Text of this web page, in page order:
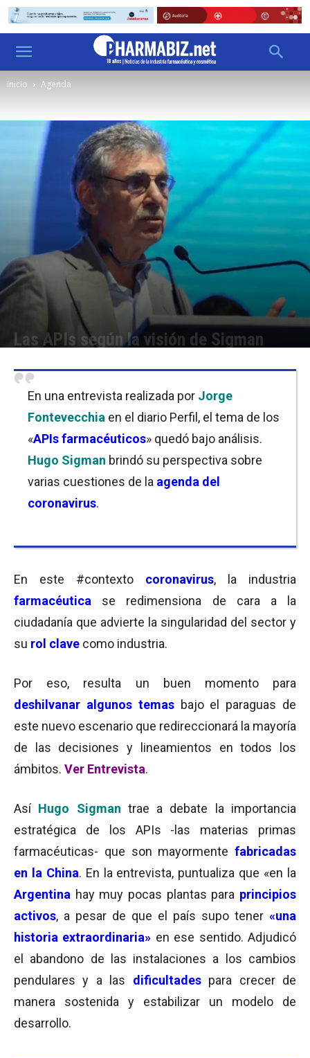
Inicio Agenda
Las APIs según la visión de Sigman
En una entrevista realizada por Jorge
Fontevecchia en el diario Perfil, el tema de los
«APIs farmacéuticos» quedó bajo análisis.
Hugo Sigman brindó su perspectiva sobre
varias cuestiones de la agenda del
coronavirus.
En este #contexto coronavirus, la industria
farmacéutica se redimensiona de cara a la
ciudadanía que advierte la singularidad del sector y
su rol clave como industria.
Por eso, resulta un buen momento para
deshilvanar algunos temasbajo el paraguas de
este nuevo escenario que redireccionará la mayoría
de las decisiones y lineamientos en todos los
ámbitos. Ver Entrevista.
Así Hugo Sigman trae a debate la importancia
estratégica de los APIs -las materias primas
farmacéuticas- que son mayormente fabricadas
en la China. En la entrevista, puntualiza que «en la
Argentina hay muy pocas plantas para principios
activos, a pesar de que el país supo tener «una
historia extraordinaria» en ese sentido. Adjudicó
el abandono de las instalaciones a los cambios
pendulares y a las dificultadespara crecer de
manera sostenida y estabilizar un modelo de
desarrollo.